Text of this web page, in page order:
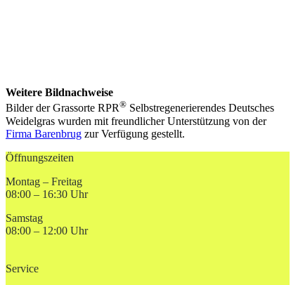
Weitere Bildnachweise
Bilder der Grassorte RPR® Selbstregenerierendes Deutsches
Weidelgras wurden mit freundlicher Unterstützung von der
Firma Barenbrug zur Verfügung gestellt.
Öffnungszeiten
Montag – Freitag
08:00 – 16:30 Uhr
Samstag
08:00 – 12:00 Uhr
Service